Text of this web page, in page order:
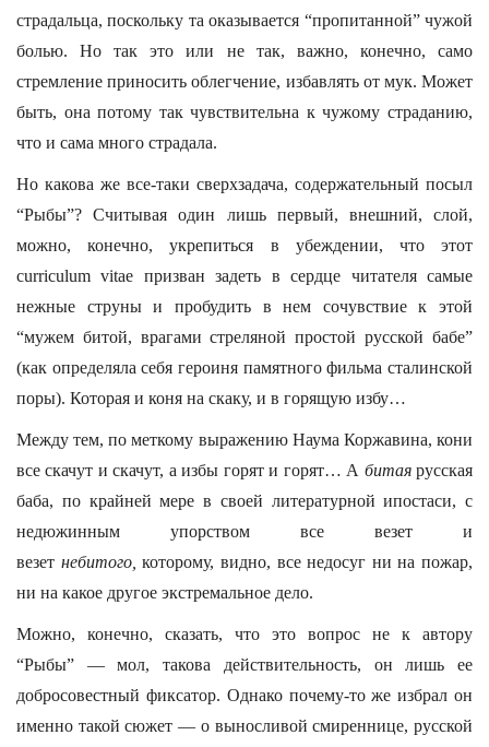
страдальца, поскольку та оказывается “пропитанной” чужой
болью. Но так это или не так, важно, конечно, само
стремление приносить облегчение, избавлять от мук. Может
быть, она потому так чувствительна к чужому страданию,
что и сама много страдала.
Но какова же все-таки сверхзадача, содержательный посыл
“Рыбы”? Считывая один лишь первый, внешний, слой,
можно, конечно, укрепиться в убеждении, что этот
curriculum vitae призван задеть в сердце читателя самые
нежные струны и пробудить в нем сочувствие к этой
“мужем битой, врагами стреляной простой русской бабе”
(как определяла себя героиня памятного фильма сталинской
поры). Которая и коня на скаку, и в горящую избу…
Между тем, по меткому выражению Наума Коржавина, кони
все скачут и скачут, а избы горят и горят… А битаярусская
баба, по крайней мере в своей литературной ипостаси, с
недюжинным упорством все везет и
везет небитого, которому, видно, все недосуг ни на пожар,
ни на какое другое экстремальное дело.
Можно, конечно, сказать, что это вопрос не к автору
“Рыбы” — мол, такова действительность, он лишь ее
добросовестный фиксатор. Однако почему-то же избрал он
именно такой сюжет — о выносливой смиреннице, русской